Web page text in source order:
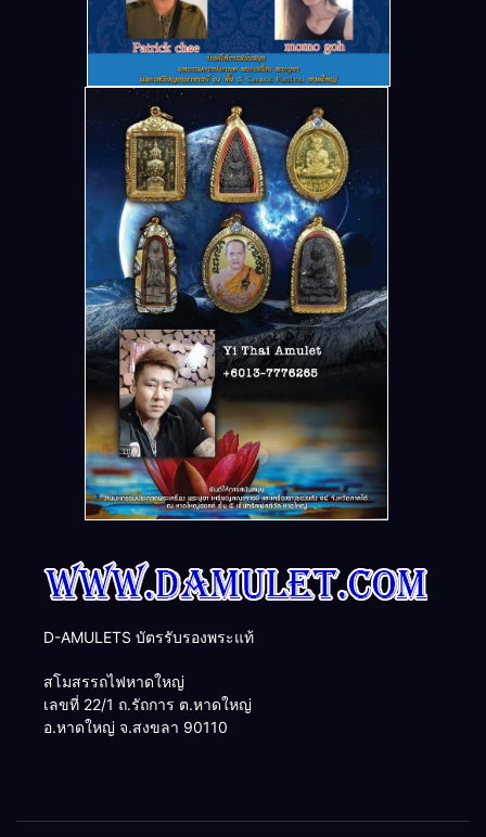
D-AMULETS บัตรรับรองพระแท้
สโมสรรถไฟหาดใหญ่
เลขที่ 22/1 ถ.รัถการ ต.หาดใหญ่
อ.หาดใหญ่ จ.สงขลา 90110